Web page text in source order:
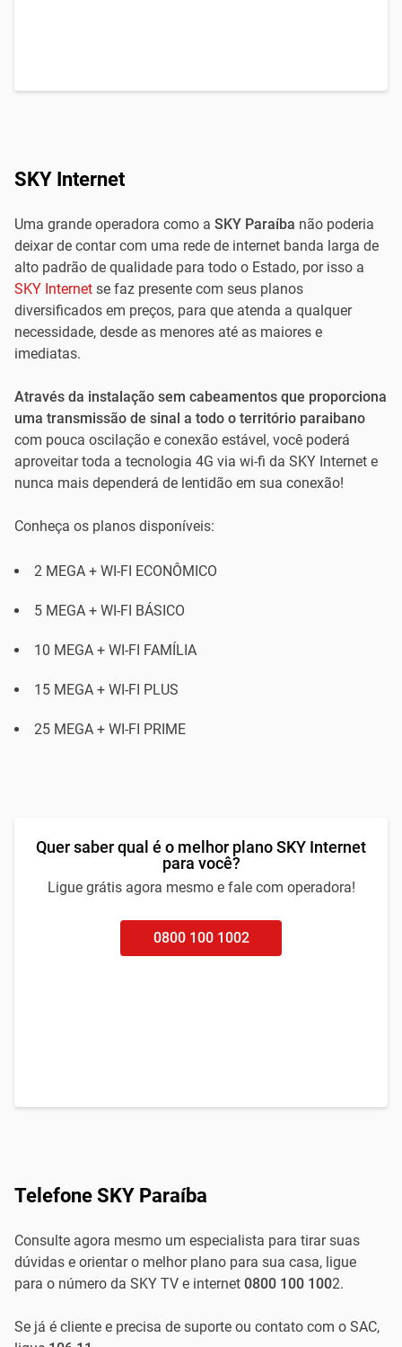
SKY Internet
Uma grande operadora como a SKY Paraíba não poderia
deixar de contar com uma rede de internet banda larga de
alto padrão de qualidade para todo o Estado, por isso a
SKY Internet se faz presente com seus planos
diversificados em preços, para que atenda a qualquer
necessidade, desde as menores até as maiores e
imediatas.
Através da instalação sem cabeamentos que proporciona
uma transmissão de sinal a todo o território paraibano
com pouca oscilação e conexão estável, você poderá
aproveitar toda a tecnologia 4G via wi-fi da SKY Internet e
nunca mais dependerá de lentidão em sua conexão!
Conheça os planos disponíveis:
2 MEGA + WI-FI ECONÔMICO
5 MEGA + WI-FI BÁSICO
10 MEGA + WI-FI FAMÍLIA
15 MEGA + WI-FI PLUS
25 MEGA + WI-FI PRIME
Quer saber qual é o melhor plano SKY Internet
para você?
Ligue grátis agora mesmo e fale com operadora!
0800 100 1002
Telefone SKY Paraíba
Consulte agora mesmo um especialista para tirar suas
dúvidas e orientar o melhor plano para sua casa, ligue
para o número da SKY TV e internet 0800 100 1002.
Se já é cliente e precisa de suporte ou contato com o SAC,